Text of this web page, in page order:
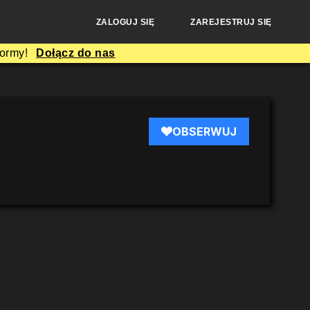
ZALOGUJ SIĘ ZAREJESTRUJ SIĘ
Dołącz do nas
OBSERWUJ